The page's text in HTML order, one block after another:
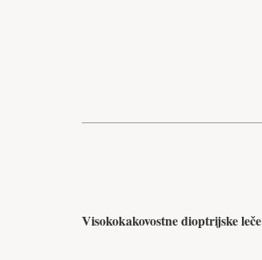
Visokokakovostne dioptrijske leče